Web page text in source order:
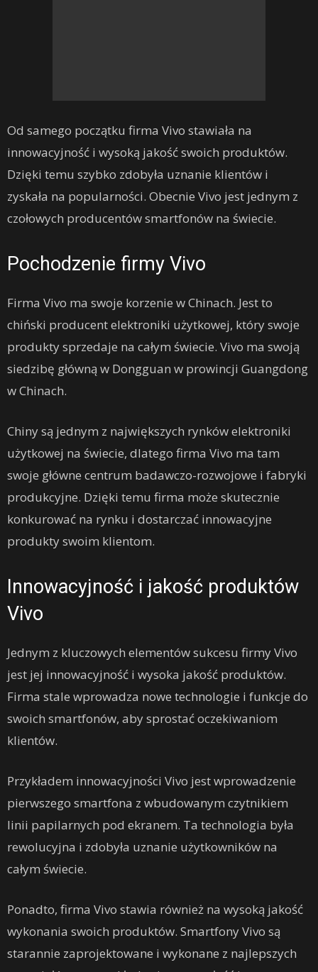
Od samego początku firma Vivo stawiała na
innowacyjność i wysoką jakość swoich produktów.
Dzięki temu szybko zdobyła uznanie klientów i
zyskała na popularności. Obecnie Vivo jest jednym z
czołowych producentów smartfonów na świecie.
Pochodzenie firmy Vivo
Firma Vivo ma swoje korzenie w Chinach. Jest to
chiński producent elektroniki użytkowej, który swoje
produkty sprzedaje na całym świecie. Vivo ma swoją
siedzibę główną w Dongguan w prowincji Guangdong
w Chinach.
Chiny są jednym z największych rynków elektroniki
użytkowej na świecie, dlatego firma Vivo ma tam
swoje główne centrum badawczo-rozwojowe i fabryki
produkcyjne. Dzięki temu firma może skutecznie
konkurować na rynku i dostarczać innowacyjne
produkty swoim klientom.
Innowacyjność i jakość produktów
Vivo
Jednym z kluczowych elementów sukcesu firmy Vivo
jest jej innowacyjność i wysoka jakość produktów.
Firma stale wprowadza nowe technologie i funkcje do
swoich smartfonów, aby sprostać oczekiwaniom
klientów.
Przykładem innowacyjności Vivo jest wprowadzenie
pierwszego smartfona z wbudowanym czytnikiem
linii papilarnych pod ekranem. Ta technologia była
rewolucyjna i zdobyła uznanie użytkowników na
całym świecie.
Ponadto, firma Vivo stawia również na wysoką jakość
wykonania swoich produktów. Smartfony Vivo są
starannie zaprojektowane i wykonane z najlepszych